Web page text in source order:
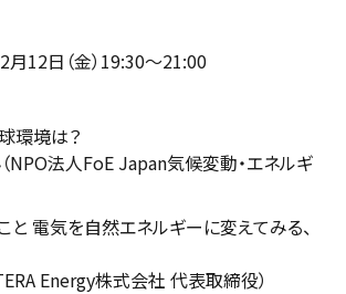
12日（金）19:30～21:00
環境は？
NPO法人FoE Japan気候変動・エネルギ
と 電気を自然エネルギーに変えてみる、
Energy株式会社 代表取締役）